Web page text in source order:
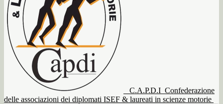
C.A.P.D.I Confederazione
delle associazioni dei diplomati ISEF & laureati in scienze motorie